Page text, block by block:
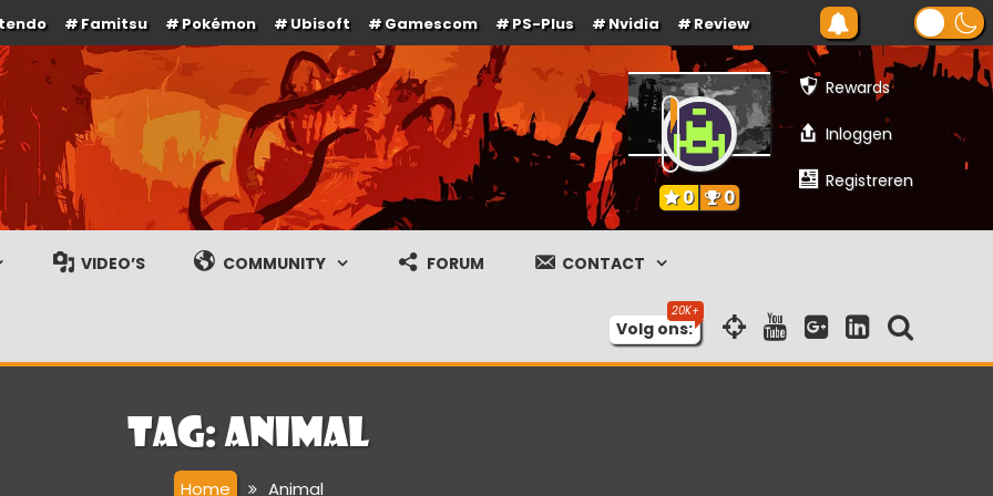
Famitsu Pokémon Ubisoft Gamescom PS-Plus Nvidia Review
gameplay streams
Rewards
Inloggen
Registreren
0 0
VIDEO’S COMMUNITY FORUM CONTACT
Volg ons:
Tag: Animal
Home Animal